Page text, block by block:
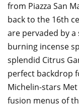
from Piazza San
back to the 16th
are pervaded by
burning incense
splendid Citrus
perfect backdrop
Michelin-stars
fusion menus of